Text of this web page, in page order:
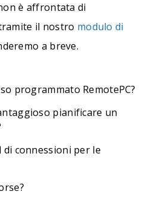
è affrontata di
il nostro modulo di
a breve.
programmato RemotePC?
pianificare un
di connessioni per le